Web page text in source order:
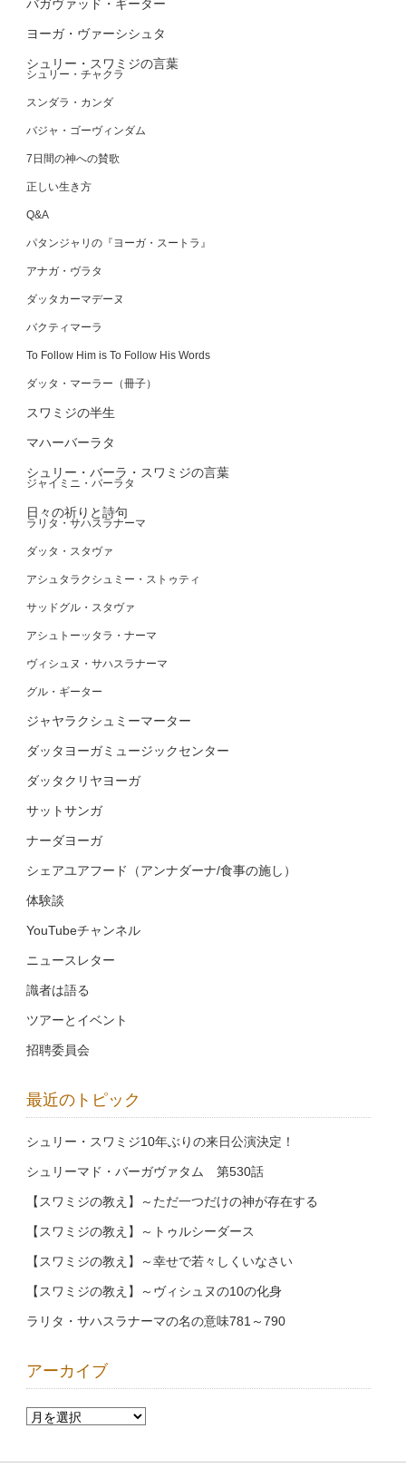
バガヴァッド・ギーター
ヨーガ・ヴァーシシュタ
シュリー・スワミジの言葉
シュリー・チャクラ
スンダラ・カンダ
バジャ・ゴーヴィンダム
7日間の神への賛歌
正しい生き方
Q&A
パタンジャリの『ヨーガ・スートラ』
アナガ・ヴラタ
ダッタカーマデーヌ
バクティマーラ
To Follow Him is To Follow His Words
ダッタ・マーラー（冊子）
スワミジの半生
マハーバーラタ
シュリー・バーラ・スワミジの言葉
ジャイミニ・バーラタ
日々の祈りと詩句
ラリタ・サハスラナーマ
ダッタ・スタヴァ
アシュタラクシュミー・ストゥティ
サッドグル・スタヴァ
アシュトーッタラ・ナーマ
ヴィシュヌ・サハスラナーマ
グル・ギーター
ジャヤラクシュミーマーター
ダッタヨーガミュージックセンター
ダッタクリヤヨーガ
サットサンガ
ナーダヨーガ
シェアユアフード（アンナダーナ/食事の施し）
体験談
YouTubeチャンネル
ニュースレター
識者は語る
ツアーとイベント
招聘委員会
最近のトピック
シュリー・スワミジ10年ぶりの来日公演決定！
シュリーマド・バーガヴァタム 第530話
【スワミジの教え】～ただ一つだけの神が存在する
【スワミジの教え】～トゥルシーダース
【スワミジの教え】～幸せで若々しくいなさい
【スワミジの教え】～ヴィシュヌの10の化身
ラリタ・サハスラナーマの名の意味781～790
アーカイブ